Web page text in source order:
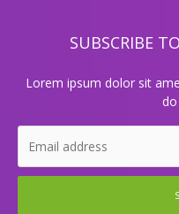
SUBSCRIBE
Lorem ipsum dolor sit